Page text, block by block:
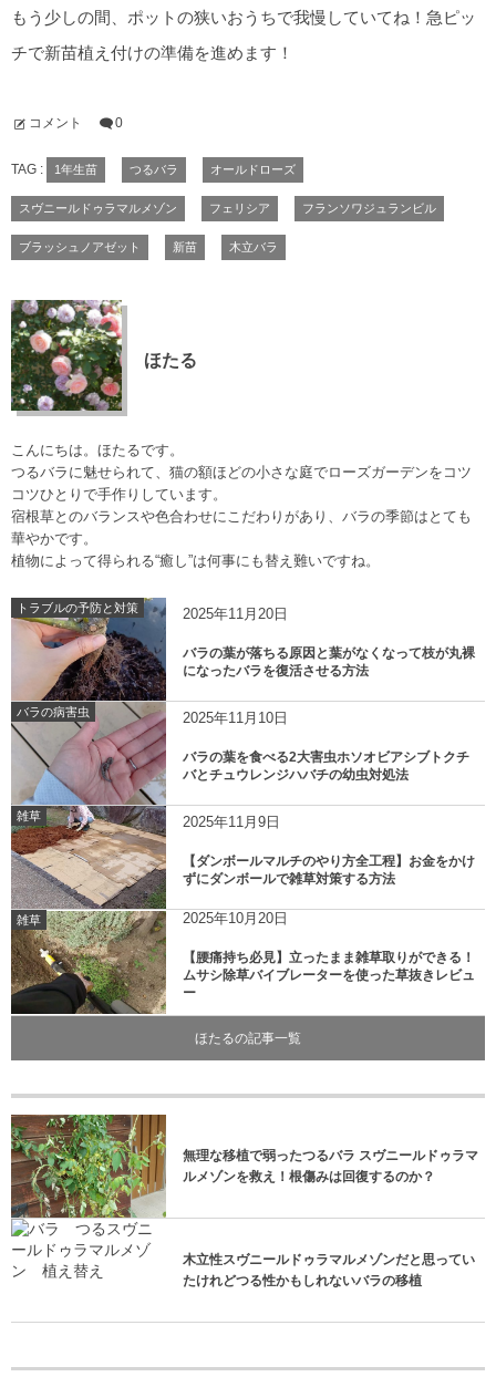
もう少しの間、ポットの狭いおうちで我慢していてね！急ピッ
チで新苗植え付けの準備を進めます！
コメント 0
TAG : 1年生苗 つるバラ オールドローズ
スヴニールドゥラマルメゾン フェリシア フランソワジュランビル
ブラッシュノアゼット 新苗 木立バラ
ほたる
こんにちは。ほたるです。
つるバラに魅せられて、猫の額ほどの小さな庭でローズガーデンをコツ
コツひとりで手作りしています。
宿根草とのバランスや色合わせにこだわりがあり、バラの季節はとても
華やかです。
植物によって得られる“癒し”は何事にも替え難いですね。
トラブルの予防と対策 2025年11月20日
バラの葉が落ちる原因と葉がなくなって枝が丸裸
になったバラを復活させる方法
バラの病害虫 2025年11月10日
バラの葉を食べる2大害虫ホソオビアシブトクチ
バとチュウレンジハバチの幼虫対処法
雑草 2025年11月9日
【ダンボールマルチのやり方全工程】お金をかけ
ずにダンボールで雑草対策する方法
雑草 2025年10月20日
【腰痛持ち必見】立ったまま雑草取りができる！
ムサシ除草バイブレーターを使った草抜きレビュ
ー
ほたるの記事一覧
無理な移植で弱ったつるバラ スヴニールドゥラマ
ルメゾンを救え！根傷みは回復するのか？
木立性スヴニールドゥラマルメゾンだと思ってい
たけれどつる性かもしれないバラの移植